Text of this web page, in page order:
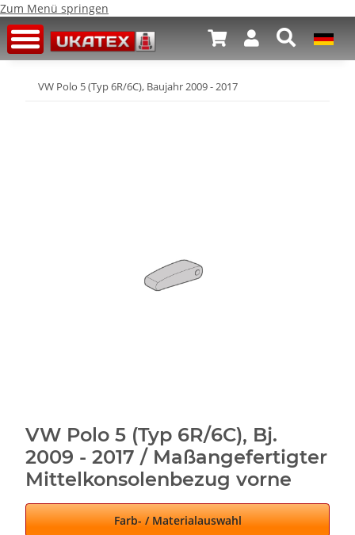
Zum Menü springen
VW Polo 5 (Typ 6R/6C), Baujahr 2009 - 2017
VW Polo 5 (Typ 6R/6C), Bj.
2009 - 2017 / Maßangefertigter
Mittelkonsolenbezug vorne
Farb- / Materialauswahl